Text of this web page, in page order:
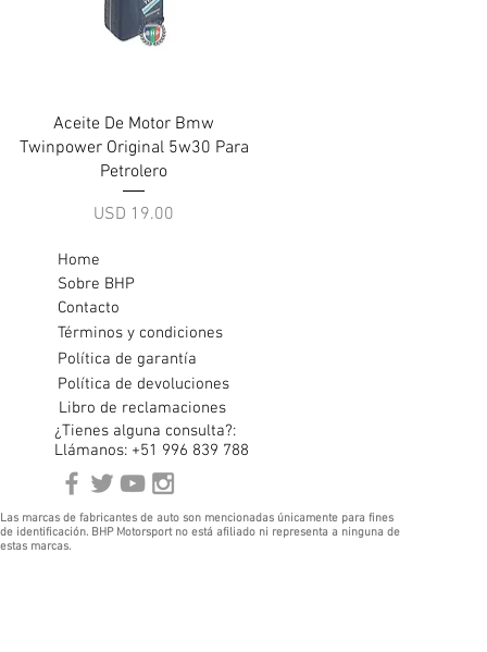
Vista rápida
Aceite De Motor Bmw
Twinpower Original 5w30 Para
Petrolero
Precio
USD 19.00
Home
Sobre BHP
Contacto
Términos y condiciones
Política de garantía
Política de devoluciones
Libro de reclamaciones
¿Tienes alguna consulta?:
Llámanos: +51 996 839 788
Las marcas de fabricantes de auto son mencionadas únicamente para fines
de identificación. BHP Motorsport no está afiliado ni representa a ninguna de
estas marcas.